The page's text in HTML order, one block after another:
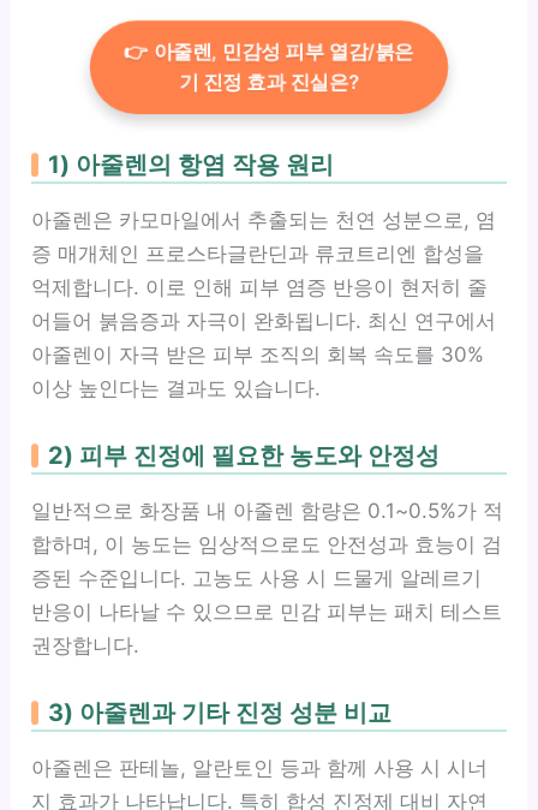
👉 아줄렌, 민감성 피부 열감/붉은
기 진정 효과 진실은?
1) 아줄렌의 항염 작용 원리
아줄렌은 카모마일에서 추출되는 천연 성분으로, 염
증 매개체인 프로스타글란딘과 류코트리엔 합성을
억제합니다. 이로 인해 피부 염증 반응이 현저히 줄
어들어 붉음증과 자극이 완화됩니다. 최신 연구에서
아줄렌이 자극 받은 피부 조직의 회복 속도를 30%
이상 높인다는 결과도 있습니다.
2) 피부 진정에 필요한 농도와 안정성
일반적으로 화장품 내 아줄렌 함량은 0.1~0.5%가 적
합하며, 이 농도는 임상적으로도 안전성과 효능이 검
증된 수준입니다. 고농도 사용 시 드물게 알레르기
반응이 나타날 수 있으므로 민감 피부는 패치 테스트
권장합니다.
3) 아줄렌과 기타 진정 성분 비교
아줄렌은 판테놀, 알란토인 등과 함께 사용 시 시너
지 효과가 나타납니다. 특히 합성 진정제 대비 자연